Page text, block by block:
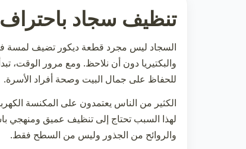
تنظيف سجاد باحتراف:
السجاد ليس مجرد قطعة ديكور تضيف لمسة
والبكتيريا دون أن نلاحظ. ومع مرور الوقت،
للحفاظ على جمال البيت وصحة أفراد الأسرة.
الكثير من الناس يعتمدون على المكنسة
لهذا السبب تحتاج إلى تنظيف عميق ومنهجي
والروائح من الجذور وليس من السطح فقط.